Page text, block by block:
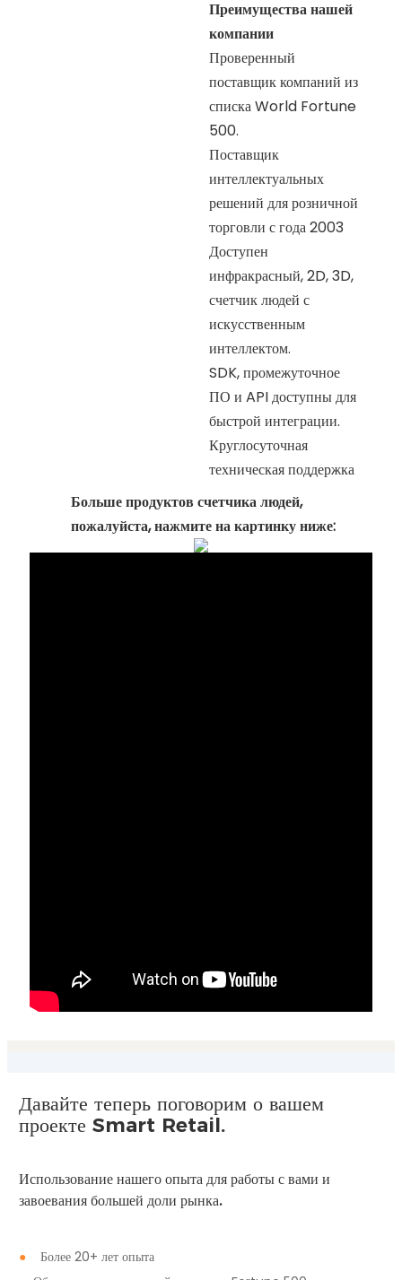
Преимущества нашей
компании
Проверенный
поставщик компаний из
списка World Fortune
500.
Поставщик
интеллектуальных
решений для розничной
торговли с года 2003
Доступен
инфракрасный, 2D, 3D,
счетчик людей с
искусственным
интеллектом.
SDK, промежуточное
ПО и API доступны для
быстрой интеграции.
Круглосуточная
техническая поддержка
Больше продуктов счетчика людей,
пожалуйста, нажмите на картинку ниже:
Давайте теперь поговорим о вашем
проекте Smart Retail.
Использование нашего опыта для работы с вами и
завоевания большей доли рынка.
●
Более 20+ лет опыта